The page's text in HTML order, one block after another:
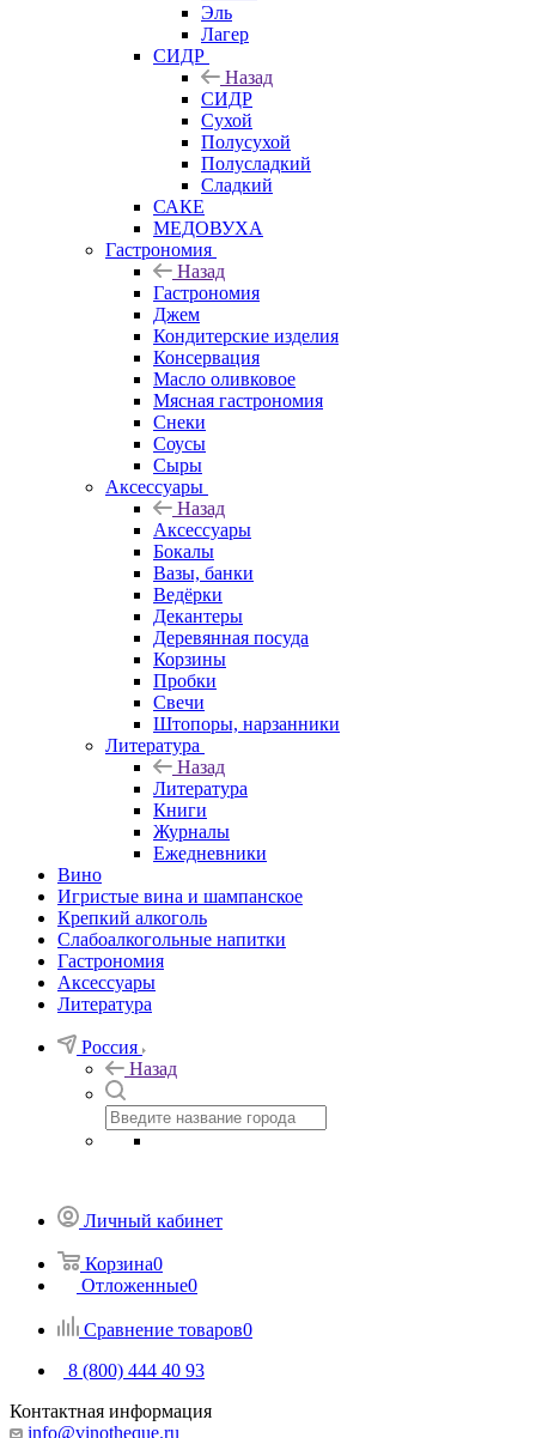
Эль
Лагер
СИДР
Назад
СИДР
Сухой
Полусухой
Полусладкий
Сладкий
САКЕ
МЕДОВУХА
Гастрономия
Назад
Гастрономия
Джем
Кондитерские изделия
Консервация
Масло оливковое
Мясная гастрономия
Снеки
Соусы
Сыры
Аксессуары
Назад
Аксессуары
Бокалы
Вазы, банки
Ведёрки
Декантеры
Деревянная посуда
Корзины
Пробки
Свечи
Штопоры, нарзанники
Литература
Назад
Литература
Книги
Журналы
Ежедневники
Вино
Игристые вина и шампанское
Крепкий алкоголь
Слабоалкогольные напитки
Гастрономия
Аксессуары
Литература
Россия
Назад
Личный кабинет
Корзина0
Отложенные0
Сравнение товаров0
8 (800) 444 40 93
Контактная информация
info@vinotheque.ru